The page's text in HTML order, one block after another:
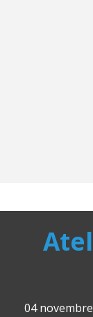
04